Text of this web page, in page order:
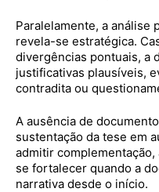
Paralelamente, a análise
revela-se estratégica.
divergências pontuais, a
justificativas plausíveis,
contradita ou
A ausência de
sustentação da tese em
admitir
se fortalecer quando a
narrativa desde o início.